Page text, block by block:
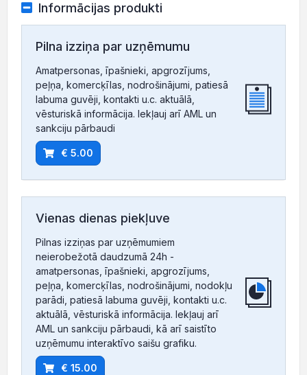
Informācijas produkti
Pilna izziņa par uzņēmumu
Amatpersonas, īpašnieki, apgrozījums,
peļņa, komercķīlas, nodrošinājumi, patiesā
labuma guvēji, kontakti u.c. aktuālā,
vēsturiskā informācija. Iekļauj arī AML un
sankciju pārbaudi
€ 5.00
Vienas dienas piekļuve
Pilnas izziņas par uzņēmumiem
neierobežotā daudzumā 24h -
amatpersonas, īpašnieki, apgrozījums,
peļņa, komercķīlas, nodrošinājumi, nodokļu
parādi, patiesā labuma guvēji, kontakti u.c.
aktuālā, vēsturiskā informācija. Iekļauj arī
AML un sankciju pārbaudi, kā arī saistīto
uzņēmumu interaktīvo saišu grafiku.
€ 15.00